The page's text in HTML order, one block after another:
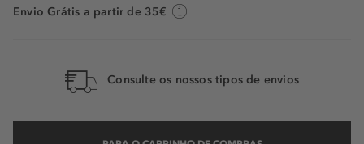
Envio Grátis a partir de 35€
Consulte os nossos tipos de envios